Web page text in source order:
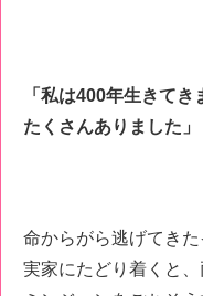
「私は400年生きて
たくさんありました」
命からがら逃げてき
実家にたどり着くと